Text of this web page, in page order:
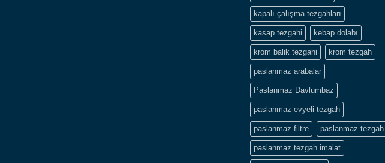
kapalı çalışma tezgahları
kasap tezgahi kebap dolabı
krom balik tezgahi krom tezgah
paslanmaz arabalar
Paslanmaz Davlumbaz
paslanmaz evyeli tezgah
paslanmaz filtre paslanmaz tezgah
paslanmaz tezgah imalat